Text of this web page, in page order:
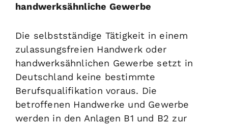
handwerksähnliche Gewerbe
Die selbstständige Tätigkeit in einem
zulassungsfreien Handwerk oder
handwerksähnlichen Gewerbe setzt in
Deutschland keine bestimmte
Berufsqualifikation voraus. Die
betroffenen Handwerke und Gewerbe
werden in den Anlagen B1 und B2 zur